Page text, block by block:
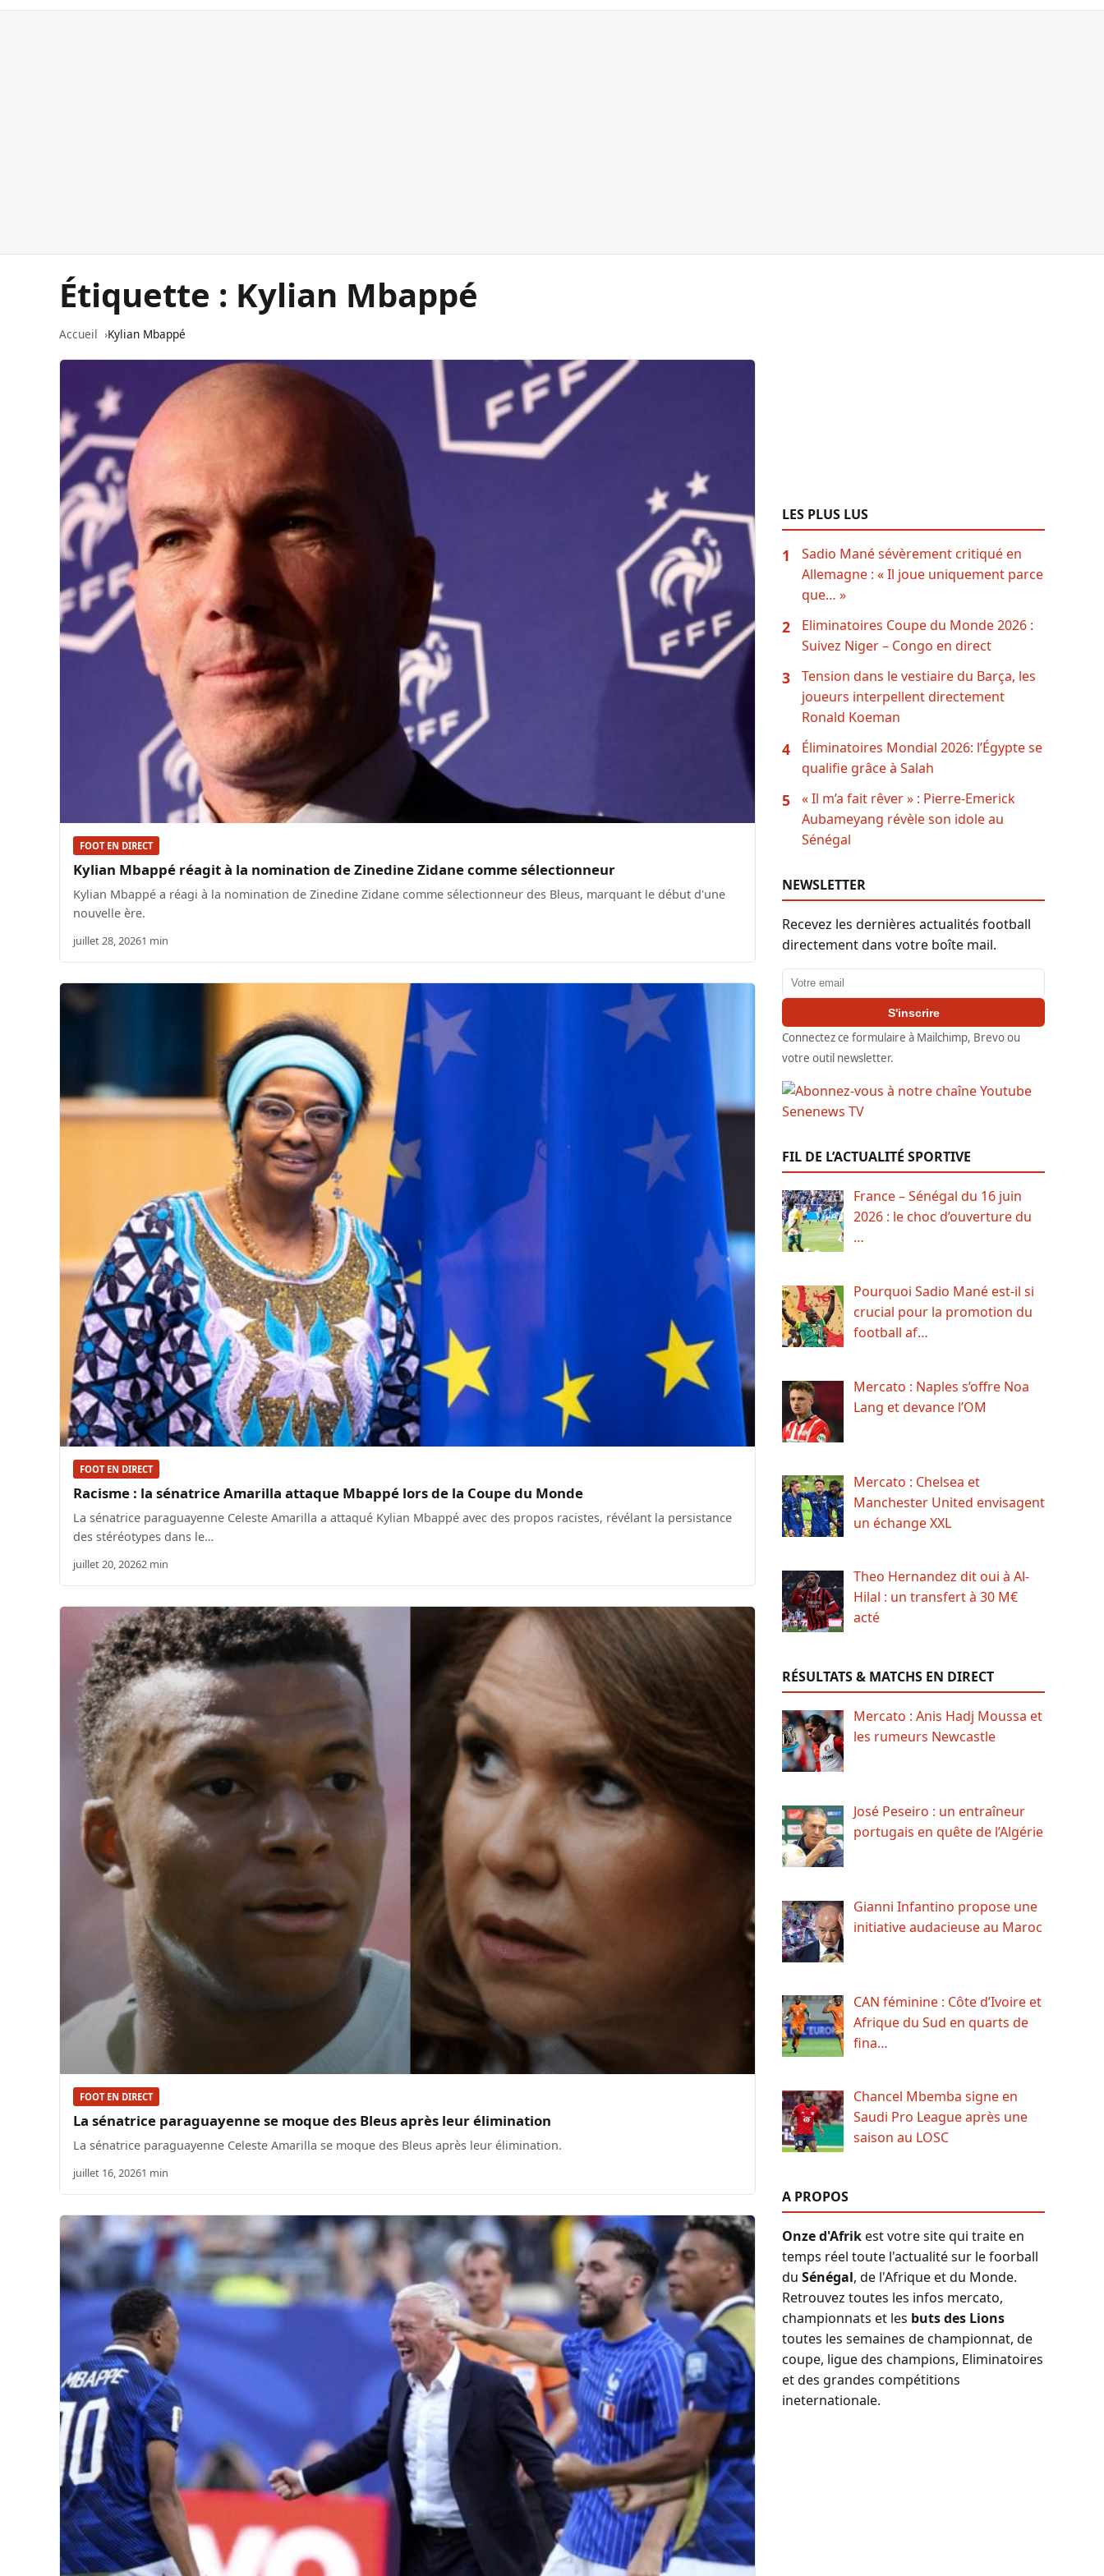
Étiquette : Kylian Mbappé
Accueil Kylian Mbappé
FOOT EN DIRECT
Kylian Mbappé réagit à la nomination de Zinedine Zidane comme sélectionneur
Kylian Mbappé a réagi à la nomination de Zinedine Zidane comme sélectionneur des Bleus, marquant le début d'une
nouvelle ère.
juillet 28, 20261 min
FOOT EN DIRECT
Racisme : la sénatrice Amarilla attaque Mbappé lors de la Coupe du Monde
La sénatrice paraguayenne Celeste Amarilla a attaqué Kylian Mbappé avec des propos racistes, révélant la persistance
des stéréotypes dans le…
juillet 20, 20262 min
FOOT EN DIRECT
La sénatrice paraguayenne se moque des Bleus après leur élimination
La sénatrice paraguayenne Celeste Amarilla se moque des Bleus après leur élimination.
juillet 16, 20261 min
LES PLUS LUS
1
Sadio Mané sévèrement critiqué en
Allemagne : « Il joue uniquement parce
que… »
2
Eliminatoires Coupe du Monde 2026 :
Suivez Niger – Congo en direct
3
Tension dans le vestiaire du Barça, les
joueurs interpellent directement
Ronald Koeman
4
Éliminatoires Mondial 2026: l’Égypte se
qualifie grâce à Salah
5
« Il m’a fait rêver » : Pierre-Emerick
Aubameyang révèle son idole au
Sénégal
NEWSLETTER
Recevez les dernières actualités football
directement dans votre boîte mail.
Adresse email
S'inscrire
Connectez ce formulaire à Mailchimp, Brevo ou
votre outil newsletter.
FIL DE L’ACTUALITÉ SPORTIVE
France – Sénégal du 16 juin
2026 : le choc d’ouverture du
…
Pourquoi Sadio Mané est-il si
crucial pour la promotion du
football af…
Mercato : Naples s’offre Noa
Lang et devance l’OM
Mercato : Chelsea et
Manchester United envisagent
un échange XXL
Theo Hernandez dit oui à Al-
Hilal : un transfert à 30 M€
acté
RÉSULTATS & MATCHS EN DIRECT
Mercato : Anis Hadj Moussa et
les rumeurs Newcastle
José Peseiro : un entraîneur
portugais en quête de l’Algérie
Gianni Infantino propose une
initiative audacieuse au Maroc
CAN féminine : Côte d’Ivoire et
Afrique du Sud en quarts de
fina…
Chancel Mbemba signe en
Saudi Pro League après une
saison au LOSC
A PROPOS
Onze d'Afrikest votre site qui traite en
temps réel toute l'actualité sur le foorball
du Sénégal, de l'Afrique et du Monde.
Retrouvez toutes les infos mercato,
championnats et les buts des Lions
toutes les semaines de championnat, de
coupe, ligue des champions, Eliminatoires
et des grandes compétitions
ineternationale.